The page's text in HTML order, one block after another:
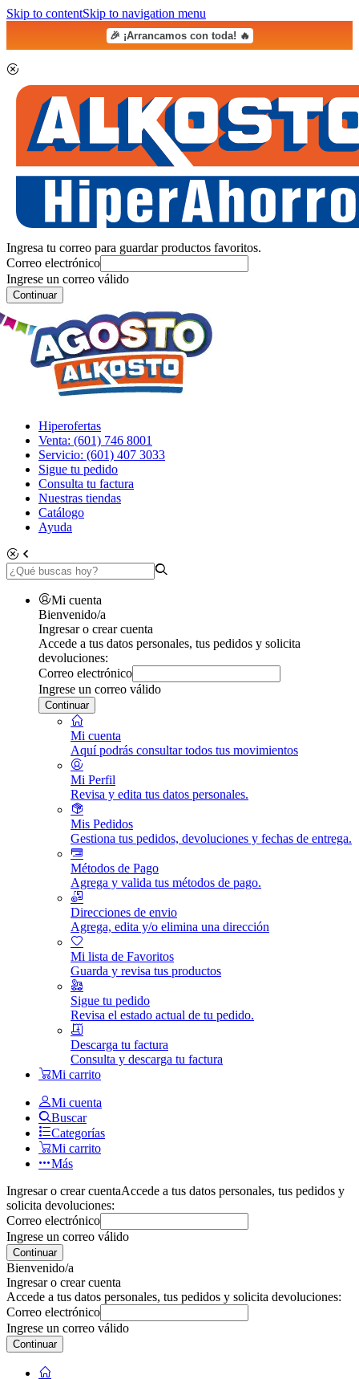
Skip to contentSkip to navigation menu
🎉 ¡Arrancamos con toda! 🔥
Ingresa tu correo para guardar productos favoritos.
Correo electrónico
Ingrese un correo válido
Continuar
Hiperofertas
Venta: (601) 746 8001
Servicio: (601) 407 3033
Sigue tu pedido
Consulta tu factura
Nuestras tiendas
Catálogo
Ayuda
Mi cuenta
Bienvenido/a
Ingresar o crear cuenta
Accede a tus datos personales, tus pedidos y solicita
devoluciones:
Correo electrónico
Ingrese un correo válido
Continuar
Mi cuenta
Aquí podrás consultar todos tus movimientos
Mi Perfil
Revisa y edita tus datos personales.
Mis Pedidos
Gestiona tus pedidos, devoluciones y fechas de entrega.
Métodos de Pago
Agrega y valida tus métodos de pago.
Direcciones de envio
Agrega, edita y/o elimina una dirección
Mi lista de Favoritos
Guarda y revisa tus productos
Sigue tu pedido
Revisa el estado actual de tu pedido.
Descarga tu factura
Consulta y descarga tu factura
Mi carrito
Mi cuenta
Buscar
Categorías
Mi carrito
Más
Ingresar o crear cuentaAccede a tus datos personales, tus pedidos y
solicita devoluciones:
Correo electrónico
Ingrese un correo válido
Continuar
Bienvenido/a
Ingresar o crear cuenta
Accede a tus datos personales, tus pedidos y solicita devoluciones:
Correo electrónico
Ingrese un correo válido
Continuar